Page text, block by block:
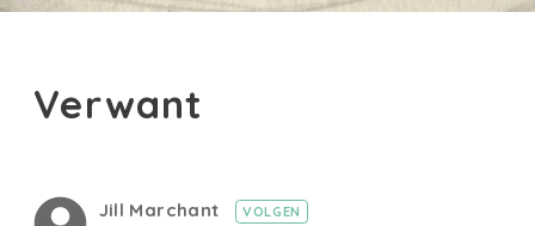
Verwant
Jill Marchant VOLGEN